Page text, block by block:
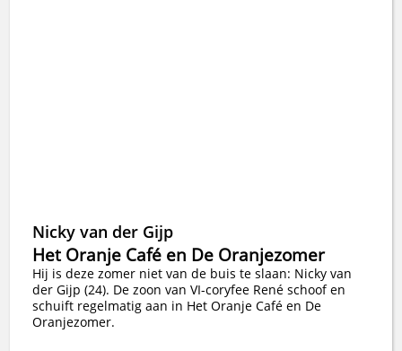
Nicky van der Gijp
Het Oranje Café en De Oranjezomer
Hij is deze zomer niet van de buis te slaan: Nicky van
der Gijp (24). De zoon van VI-coryfee René schoof en
schuift regelmatig aan in Het Oranje Café en De
Oranjezomer.